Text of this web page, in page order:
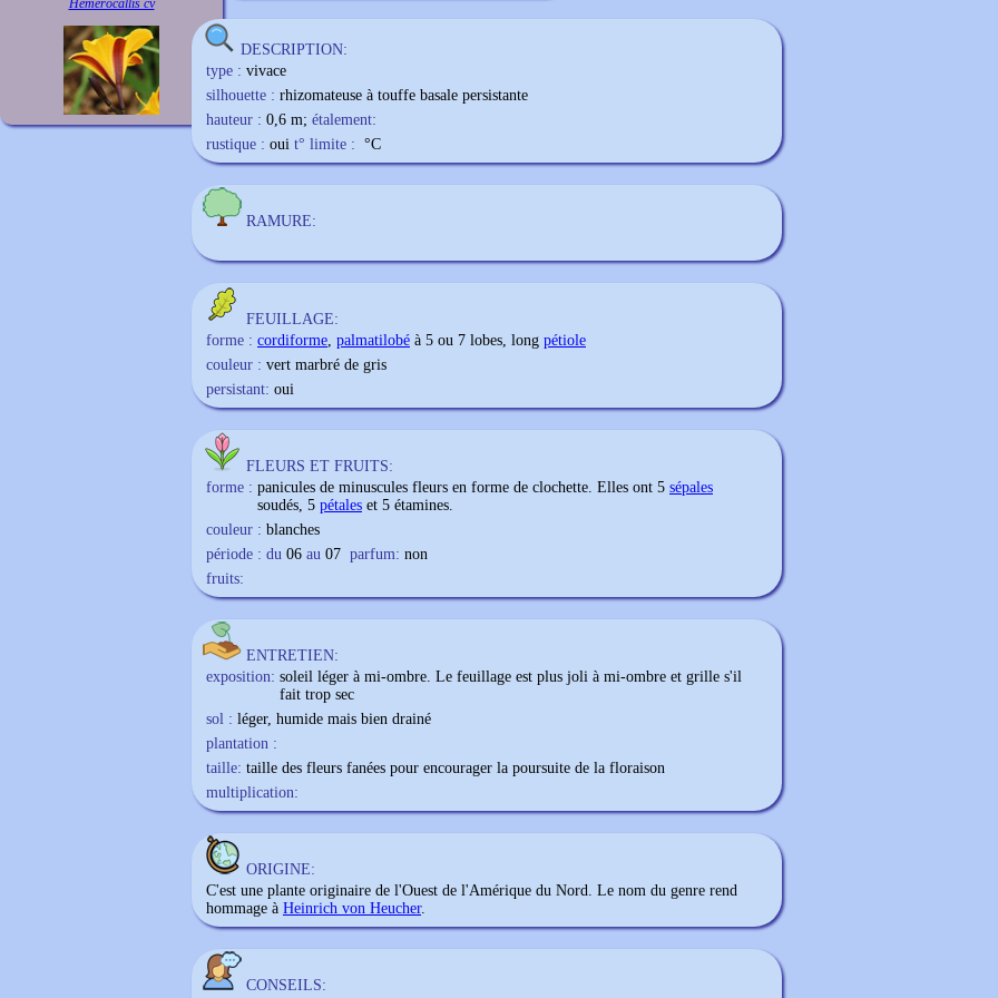
Hemerocallis cv
DESCRIPTION:
type : vivace
silhouette : rhizomateuse à touffe basale persistante
hauteur : 0,6 m; étalement:
rustique : oui t° limite : °C
RAMURE:
FEUILLAGE:
forme : cordiforme, palmatilobé à 5 ou 7 lobes, long pétiole
couleur : vert marbré de gris
persistant: oui
FLEURS ET FRUITS:
forme : panicules de minuscules fleurs en forme de clochette. Elles ont 5 sépales
soudés, 5 pétales et 5 étamines.
couleur : blanches
période : du 06 au 07 parfum: non
fruits:
ENTRETIEN:
exposition: soleil léger à mi-ombre. Le feuillage est plus joli à mi-ombre et grille s'il
fait trop sec
sol : léger, humide mais bien drainé
plantation :
taille: taille des fleurs fanées pour encourager la poursuite de la floraison
multiplication:
ORIGINE:
C'est une plante originaire de l'Ouest de l'Amérique du Nord. Le nom du genre rend
hommage à Heinrich von Heucher.
CONSEILS: